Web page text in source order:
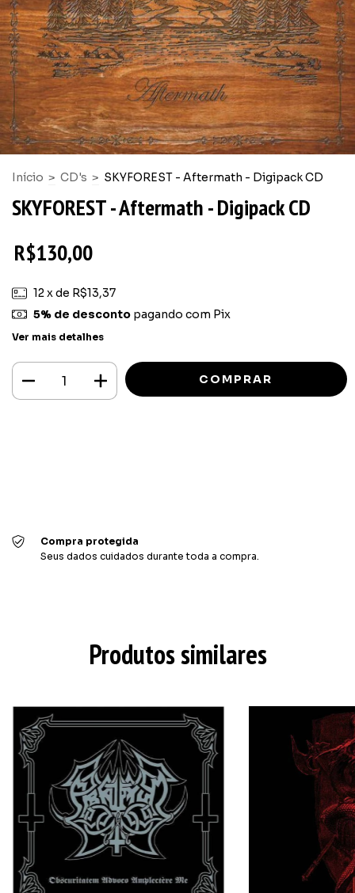
Início > CD's > SKYFOREST - Aftermath - Digipack CD
SKYFOREST - Aftermath - Digipack CD
R$130,00
12x de R$13,37
5% de descontopagando com Pix
Ver mais detalhes
Compra protegida
Seus dados cuidados durante toda a compra.
Produtos similares